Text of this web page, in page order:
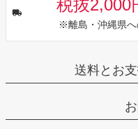
税抜2,000
※離島・沖縄県へ
送料とお